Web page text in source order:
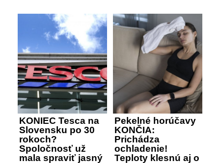
KONIEC Tesca na
Slovensku po 30
rokoch?
Spoločnosť už
mala spraviť jasný
Pekelné horúčavy
KONČIA:
Prichádza
ochladenie!
Teploty klesnú aj o